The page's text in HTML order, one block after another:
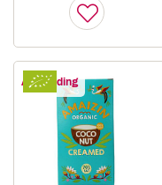
Aanbieding